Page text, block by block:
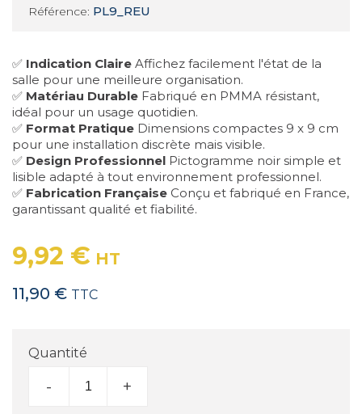
Référence: PL9_REU
✅ Indication Claire Affichez facilement l'état de la
salle pour une meilleure organisation.
✅ Matériau Durable Fabriqué en PMMA résistant,
idéal pour un usage quotidien.
✅ Format Pratique Dimensions compactes 9 x 9 cm
pour une installation discrète mais visible.
✅ Design Professionnel Pictogramme noir simple et
lisible adapté à tout environnement professionnel.
✅ Fabrication Française Conçu et fabriqué en France,
garantissant qualité et fiabilité.
9,92 € HT
11,90 € TTC
Quantité
- +